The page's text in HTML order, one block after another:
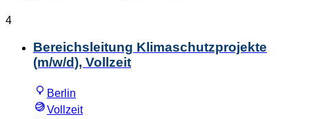
4
Bereichsleitung Klimaschutzprojekte
(m/w/d), Vollzeit
Berlin
Vollzeit